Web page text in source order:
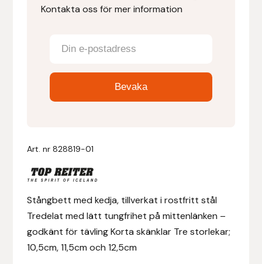
Kontakta oss för mer information
Art. nr828819-01
Stångbett med kedja, tillverkat i rostfritt stål
Tredelat med lätt tungfrihet på mittenlänken –
godkänt för tävling Korta skänklar Tre storlekar;
10,5cm, 11,5cm och 12,5cm
Ekholm Nordic
Ekol
Epona bokförlag